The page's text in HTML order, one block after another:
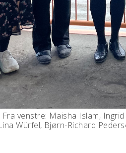
venstre: Maisha Islam,
Würfel, Bjørn-Richard